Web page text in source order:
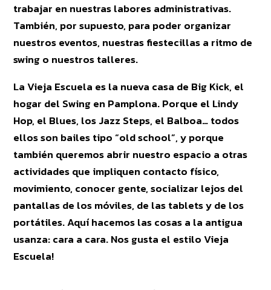
trabajar en nuestras labores administrativas.
También, por supuesto, para poder organizar
nuestros eventos, nuestras fiestecillas a ritmo de
swing o nuestros talleres.
La Vieja Escuela es la nueva casa de Big Kick, el
hogar del Swing en Pamplona. Porque el Lindy
Hop, el Blues, los Jazz Steps, el Balboa… todos
ellos son bailes tipo “old school”, y porque
también queremos abrir nuestro espacio a otras
actividades que impliquen contacto físico,
movimiento, conocer gente, socializar lejos del
pantallas de los móviles, de las tablets y de los
portátiles. Aquí hacemos las cosas a la antigua
usanza: cara a cara. Nos gusta el estilo Vieja
Escuela!